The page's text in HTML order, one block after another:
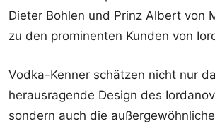
Dieter Bohlen und Prinz Albert von
zu den prominenten Kunden von
Vodka-Kenner schätzen nicht nur
herausragende Design des
sondern auch die